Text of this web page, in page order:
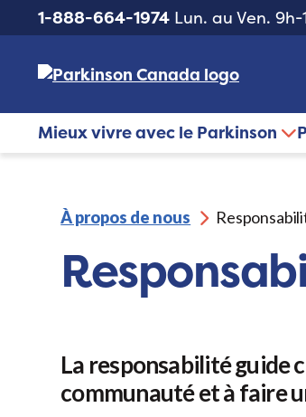
1-888-664-1974 Lun. au Ven. 9h-
Mieux vivre avec le Parkinson
À propos de nous
La responsabilité guide
communauté et à faire